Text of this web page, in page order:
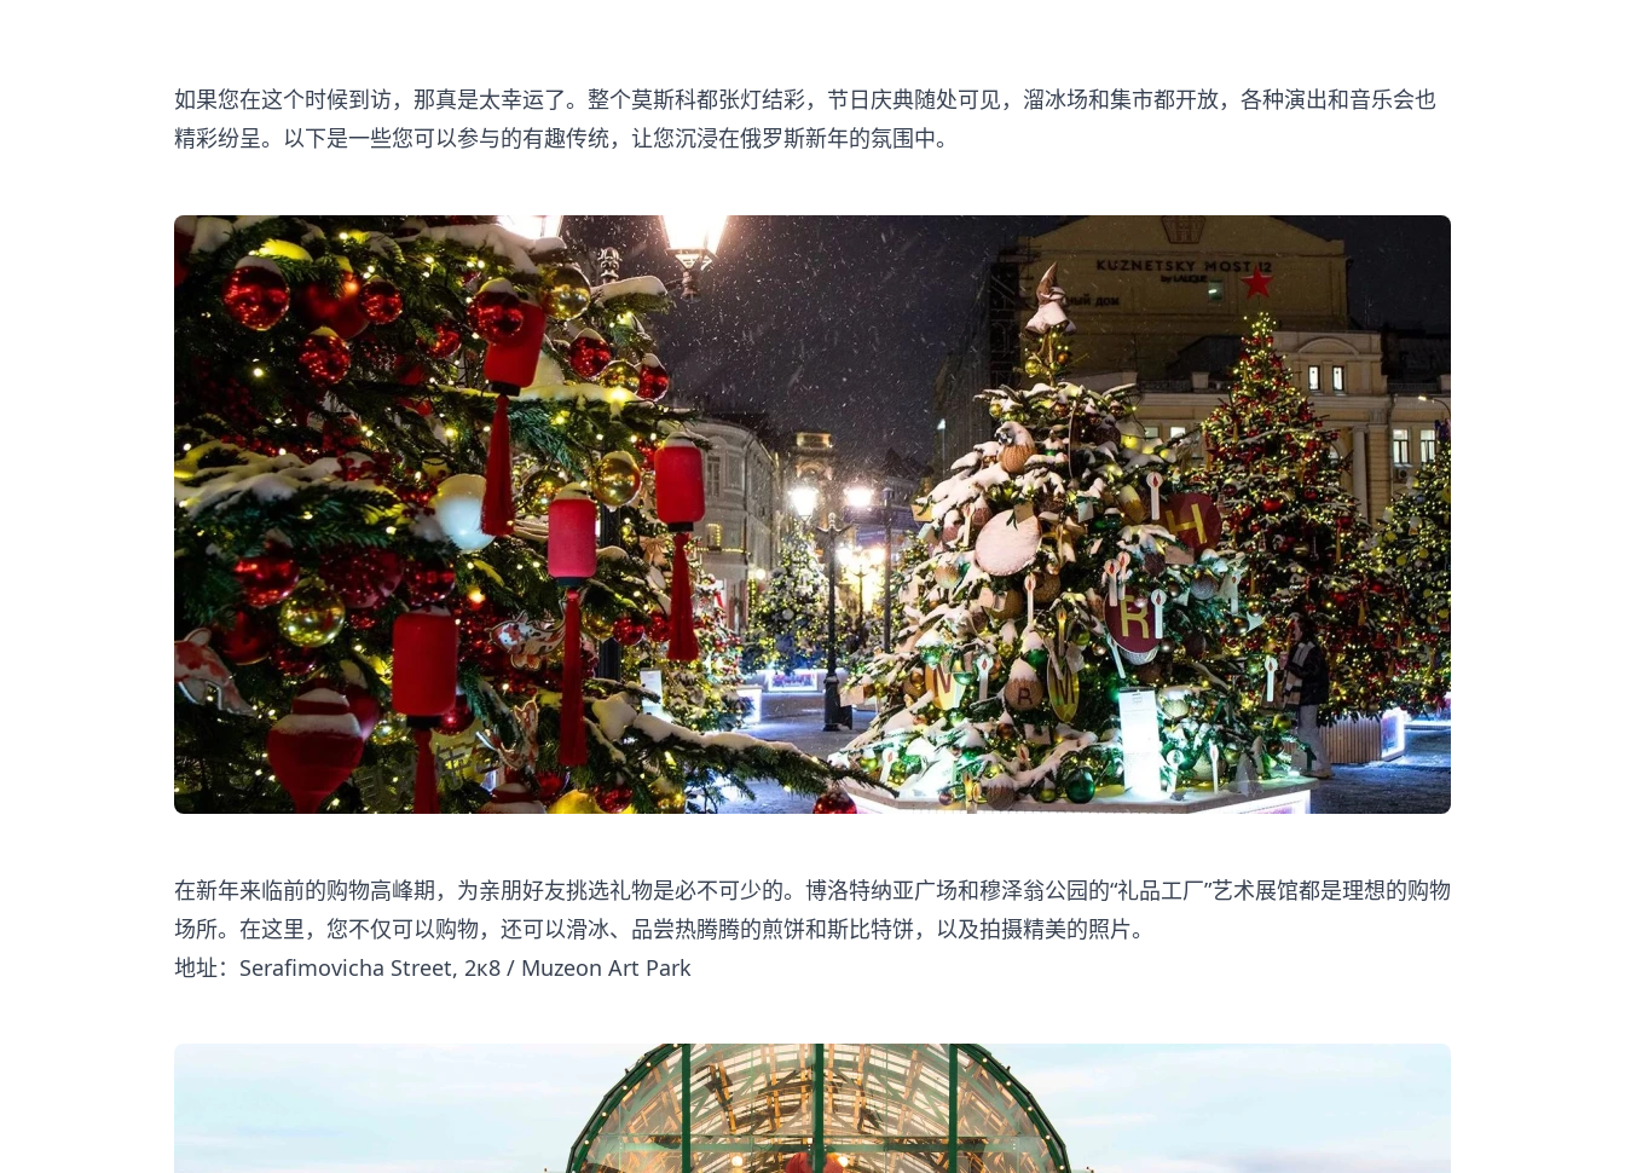
如果您在这个时候到访，那真是太幸运了。整个莫斯科都张灯结彩，节日庆典随处可见，溜冰场和集市都开放，各种演出和音乐会也
精彩纷呈。以下是一些您可以参与的有趣传统，让您沉浸在俄罗斯新年的氛围中。
在新年来临前的购物高峰期，为亲朋好友挑选礼物是必不可少的。博洛特纳亚广场和穆泽翁公园的“礼品工厂”艺术展馆都是理想的购物
场所。在这里，您不仅可以购物，还可以滑冰、品尝热腾腾的煎饼和斯比特饼，以及拍摄精美的照片。
地址：Serafimovicha Street, 2к8 / Muzeon Art Park